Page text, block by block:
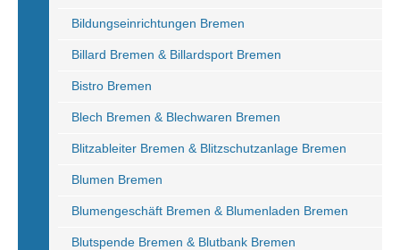
Bildungseinrichtungen Bremen
Billard Bremen & Billardsport Bremen
Bistro Bremen
Blech Bremen & Blechwaren Bremen
Blitzableiter Bremen & Blitzschutzanlage Bremen
Blumen Bremen
Blumengeschäft Bremen & Blumenladen Bremen
Blutspende Bremen & Blutbank Bremen